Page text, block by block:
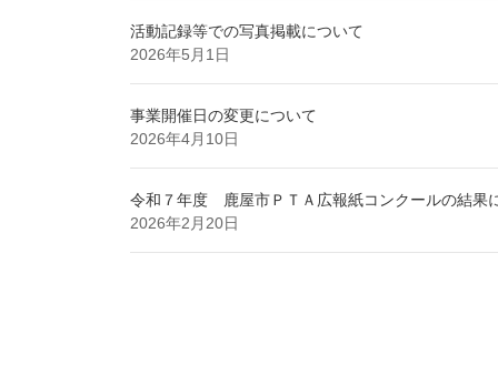
活動記録等での写真掲載について
2026年5月1日
事業開催日の変更について
2026年4月10日
令和７年度 鹿屋市ＰＴＡ広報紙コンクールの結果
2026年2月20日